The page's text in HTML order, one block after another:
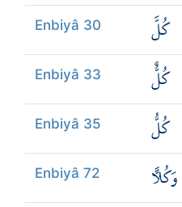
Enbiyâ 30 كُلَّ
Enbiyâ 33 كُلٌّ
Enbiyâ 35 كُلُّ
Enbiyâ 72 وَكُلًّا